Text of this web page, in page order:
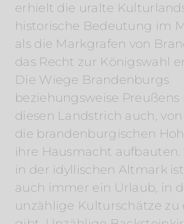
erhielt die uralte
historische Bedeutung im
als die Markgrafen von
das Recht zur Königswahl
Die Wiege Brandenburgs
beziehungsweise
diesen Landstrich auch,
die brandenburgischen
ihre Hausmacht aufbauten.
in der idyllischen Altmark
auch immer ein Urlaub, in
unzählige Kulturschätze zu